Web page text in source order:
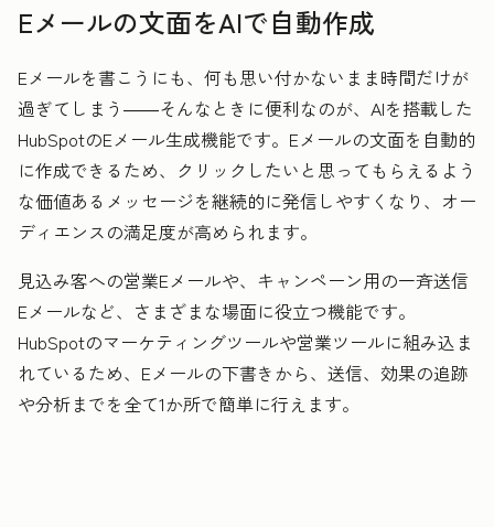
Eメールの文面をAIで自動作成
Eメールを書こうにも、何も思い付かないまま時間だけが
過ぎてしまう――そんなときに便利なのが、AIを搭載した
HubSpotのEメール生成機能です。Eメールの文面を自動的
に作成できるため、クリックしたいと思ってもらえるよう
な価値あるメッセージを継続的に発信しやすくなり、オー
ディエンスの満足度が高められます。
見込み客への営業Eメールや、キャンペーン用の一斉送信
Eメールなど、さまざまな場面に役立つ機能です。
HubSpotのマーケティングツールや営業ツールに組み込ま
れているため、Eメールの下書きから、送信、効果の追跡
や分析までを全て1か所で簡単に行えます。